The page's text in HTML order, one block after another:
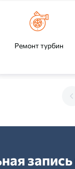
Ремонт турбин